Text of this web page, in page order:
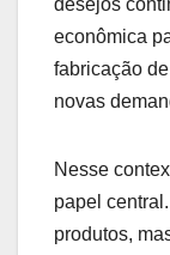
desejos
econômica
fabricação
novas
Nesse
papel
produtos,